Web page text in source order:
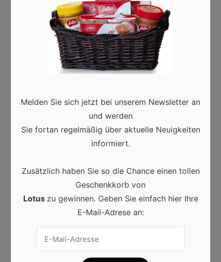
Die digitale Marketingwelt befindet sich in einem
stetigen Wandel. Die scheinbar unbegrenzten
Möglichkeiten, sowie die Schnelllebigkeit von Trends in
der heutigen Gesellschaft, stellen Unternehmen immer
wieder vor neue Herausforderungen den besten
1
Online-Zahlungen: Sicher bargeldlos
& kontaktlos bezahlen
Modern, bunt oder minimalistisch?
Zielgruppe gestalten
Melden Sie sich jetzt bei unserem Newsletter an
und werden
Sie fortan regelmäßig über aktuelle Neuigkeiten
informiert.
Zusätzlich haben Sie so die Chance einen tollen
Geschenkkorb von
Lotus zu gewinnen. Geben Sie einfach hier Ihre
E-Mail-Adrese an: